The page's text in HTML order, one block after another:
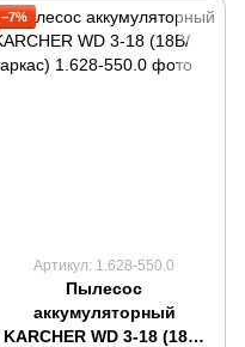
−7%
Артикул: 1.628-550.0
Пылесос
аккумуляторный
KARCHER WD 3-18 (18В/